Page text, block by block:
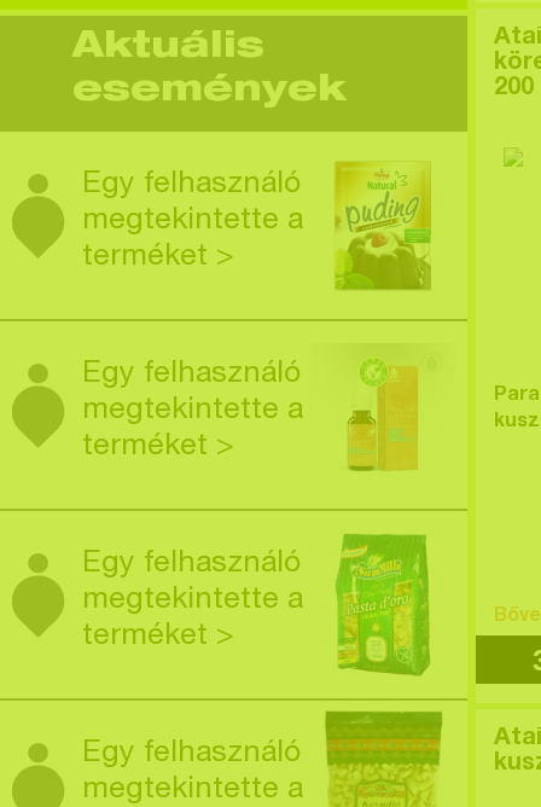
Aktuális
események
Egy felhasználó
megtekintette a
terméket >
Egy felhasználó
megtekintette a
terméket >
Egy felhasználó
megtekintette a
terméket >
Egy felhasználó
megtekintette a
200